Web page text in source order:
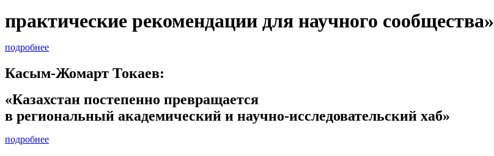
практические рекомендации для научного сообщества»
подробнее
Касым-Жомарт Токаев:
«Казахстан постепенно превращается
в региональный академический и научно-исследовательский хаб»
подробнее